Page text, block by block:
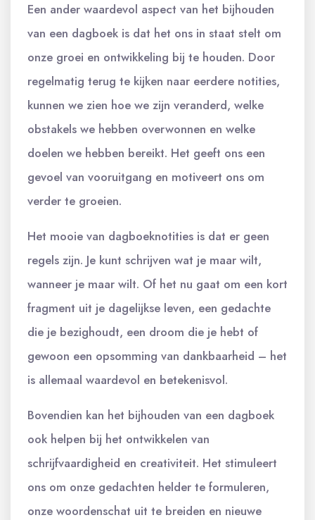
Een ander waardevol aspect van het bijhouden
van een dagboek is dat het ons in staat stelt om
onze groei en ontwikkeling bij te houden. Door
regelmatig terug te kijken naar eerdere notities,
kunnen we zien hoe we zijn veranderd, welke
obstakels we hebben overwonnen en welke
doelen we hebben bereikt. Het geeft ons een
gevoel van vooruitgang en motiveert ons om
verder te groeien.
Het mooie van dagboeknotities is dat er geen
regels zijn. Je kunt schrijven wat je maar wilt,
wanneer je maar wilt. Of het nu gaat om een kort
fragment uit je dagelijkse leven, een gedachte
die je bezighoudt, een droom die je hebt of
gewoon een opsomming van dankbaarheid – het
is allemaal waardevol en betekenisvol.
Bovendien kan het bijhouden van een dagboek
ook helpen bij het ontwikkelen van
schrijfvaardigheid en creativiteit. Het stimuleert
ons om onze gedachten helder te formuleren,
onze woordenschat uit te breiden en nieuwe